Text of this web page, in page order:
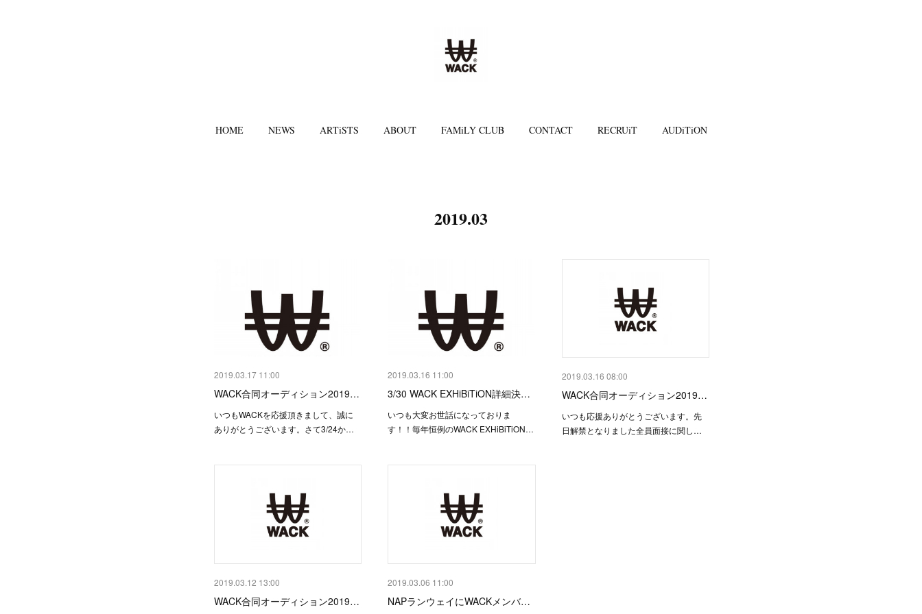
HOME NEWS ARTiSTS ABOUT FAMiLY CLUB CONTACT RECRUiT AUDiTiON
2019.03
2019.03.17 11:00
WACK合同オーディション2019…
いつもWACKを応援頂きまして、誠に
ありがとうございます。さて3/24か…
2019.03.16 11:00
3/30 WACK EXHiBiTiON詳細決…
いつも大変お世話になっておりま
す！！毎年恒例のWACK EXHiBiTiON…
2019.03.16 08:00
WACK合同オーディション2019…
いつも応援ありがとうございます。先
日解禁となりました全員面接に関し…
2019.03.12 13:00
WACK合同オーディション2019…
2019.03.06 11:00
NAPランウェイにWACKメンバ…